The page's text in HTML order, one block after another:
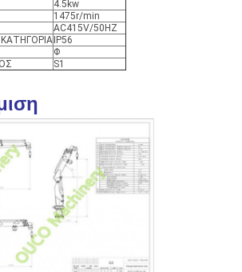
4.5kw
1475r/min
AC415V/50HZ
IP56
Φ
S1